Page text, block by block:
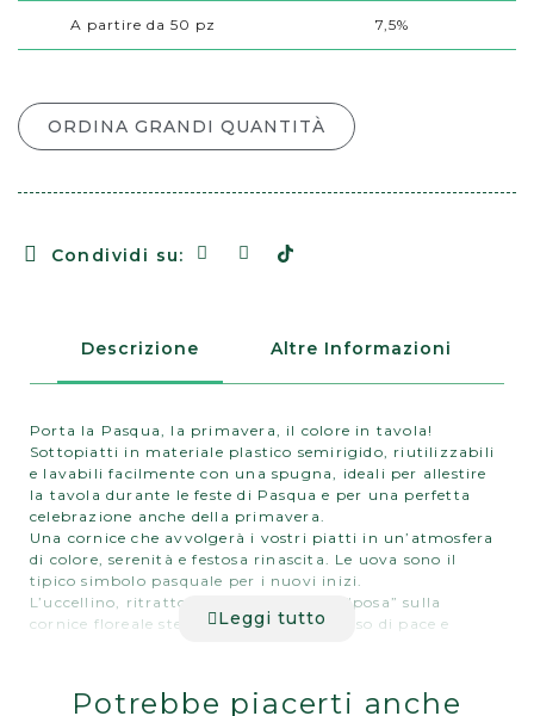
A partire da 50 pz 7,5%
ORDINA GRANDI QUANTITÀ
Condividi su:
Descrizione Altre Informazioni
Porta la Pasqua, la primavera, il colore in tavola!
Sottopiatti in materiale plastico semirigido, riutilizzabili
e lavabili facilmente con una spugna, ideali per allestire
la tavola durante le feste di Pasqua e per una perfetta
celebrazione anche della primavera.
Una cornice che avvolgerà i vostri piatti in un’atmosfera
di colore, serenità e festosa rinascita. Le uova sono il
tipico simbolo pasquale per i nuovi inizi.
L’uccellino, ritratto in un momento di “posa” sulla
cornice floreale stessa, trasmette un senso di pace e
giorni di festa deve essere sottolineato con ogni dettaglio.
Questi sottopiatti sapranno completare e rendere
Leggi tutto
Potrebbe piacerti anche